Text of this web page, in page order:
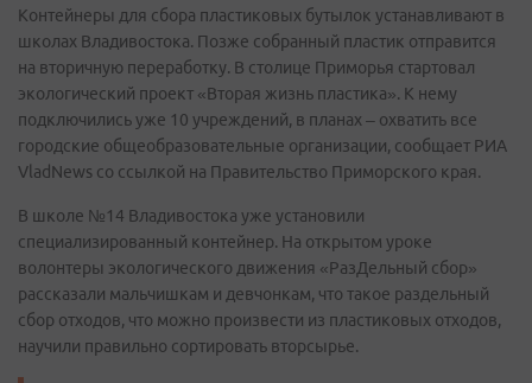
Контейнеры для сбора пластиковых бутылок устанавливают в
школах Владивостока. Позже собранный пластик отправится
на вторичную переработку. В столице Приморья стартовал
экологический проект «Вторая жизнь пластика». К нему
подключились уже 10 учреждений, в планах – охватить все
городские общеобразовательные организации, сообщает РИА
VladNews со ссылкой на Правительство Приморского края.
В школе №14 Владивостока уже установили
специализированный контейнер. На открытом уроке
волонтеры экологического движения «РазДельный сбор»
рассказали мальчишкам и девчонкам, что такое раздельный
сбор отходов, что можно произвести из пластиковых отходов,
научили правильно сортировать вторсырье.